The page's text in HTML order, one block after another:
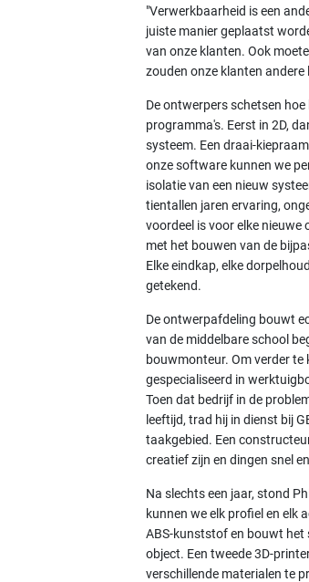
"Verwerkbaarheid is een
juiste manier geplaatst
van onze klanten. Ook
zouden onze klanten
De ontwerpers schetsen
programma's. Eerst in 2D,
systeem. Een draai-
onze software kunnen we
isolatie van een nieuw
tientallen jaren ervaring,
voordeel is voor elke
met het bouwen van de
Elke eindkap, elke
getekend.
De ontwerpafdeling bouwt
van de middelbare school
bouwmonteur. Om verder te
gespecialiseerd in
Toen dat bedrijf in de
leeftijd, trad hij in dienst bij
taakgebied. Een
creatief zijn en dingen snel
Na slechts een jaar, stond
kunnen we elk profiel en elk
ABS-kunststof en bouwt het
object. Een tweede 3D-
verschillende materialen te